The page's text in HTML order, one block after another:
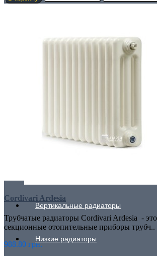
Вертикальные радиаторы
Низкие радиаторы
Cordivari Ardesia
Трубчатые радиаторы Cordivari Ardesia -
секционные отопительные приборы трубч..
988.80 грн.